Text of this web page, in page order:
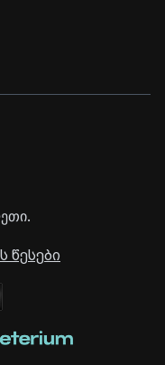
წესები